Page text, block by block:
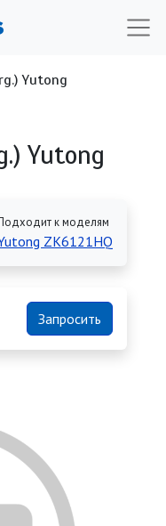
Yutong
Yutong
к моделям
ZK6121HQ
Запросить